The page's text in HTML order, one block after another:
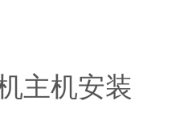
主机安装